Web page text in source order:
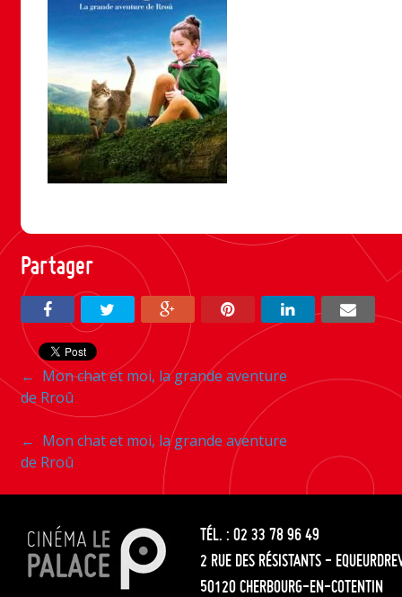
Partager
Navigation
entre
les
articles
← Mon chat et moi, la grande aventure
de Rroû
Navigation
entre
les
articles
← Mon chat et moi, la grande aventure
de Rroû
TÉL. : 02 33 78 96 49
2 RUE DES RÉSISTANTS -
50120 CHERBOURG-EN-COTENTIN